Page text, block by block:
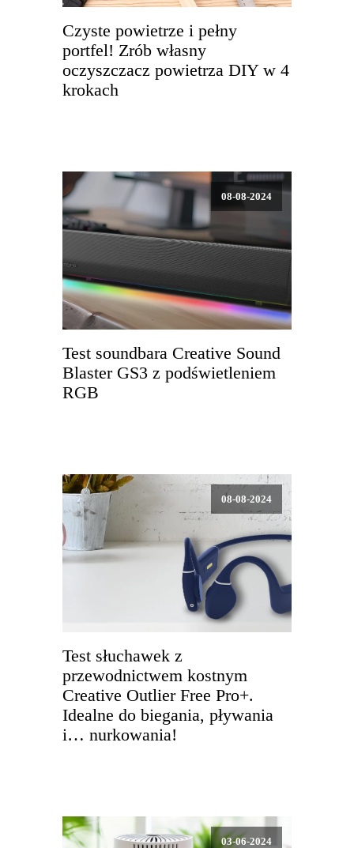
Czyste powietrze i pełny
portfel! Zrób własny
oczyszczacz powietrza DIY w 4
krokach
08-08-2024
Test soundbara Creative Sound
Blaster GS3 z podświetleniem
RGB
08-08-2024
Test słuchawek z
przewodnictwem kostnym
Creative Outlier Free Pro+.
Idealne do biegania, pływania
i… nurkowania!
03-06-2024